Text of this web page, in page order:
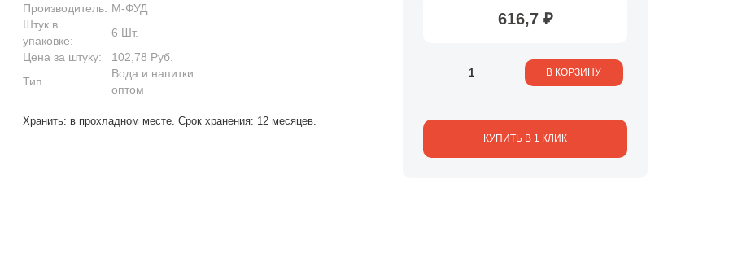
Производитель: М-ФУД
Штук в
упаковке:
6 Шт.
Цена за штуку:
102,78 Руб.
Тип
Вода и напитки
оптом
Хранить: в прохладном месте. Срок хранения: 12 месяцев.
616,7 ₽
В КОРЗИНУ
КУПИТЬ В 1 КЛИК